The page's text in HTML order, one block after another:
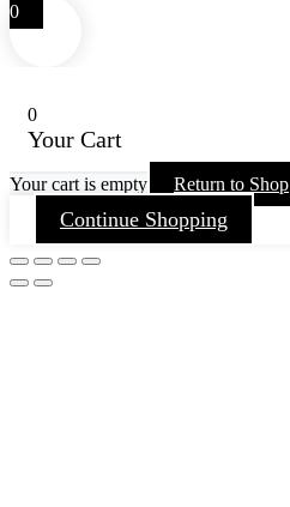
0
0
Your Cart
Your cart is empty Return to Shop
Continue Shopping